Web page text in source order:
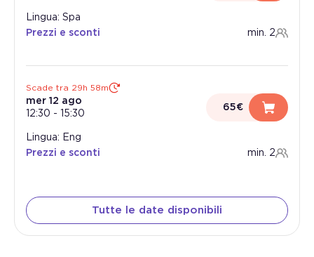
Lingua: Spa
Prezzi e sconti
min. 2
Scade tra 29h 57m
mer 12 ago
12:30 - 15:30
65€
Lingua: Eng
Prezzi e sconti
min. 2
Tutte le date disponibili